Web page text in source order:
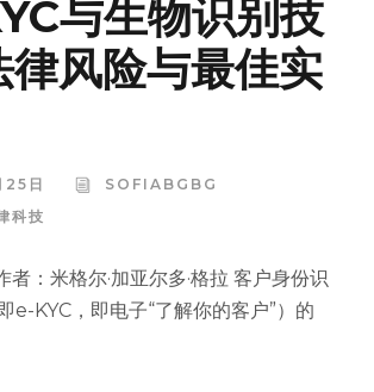
与生物识别技
律风险与最佳实
日
SOFIABGBG
科技
者：米格尔·加亚尔多·格拉 客户身份识
e-KYC，即电子“了解你的客户”）的